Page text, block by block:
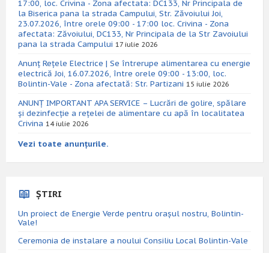
17:00, loc. Crivina - Zona afectata: DC133, Nr Principala de
la Biserica pana la strada Campului, Str. Zăvoiului Joi,
23.07.2026, între orele 09:00 - 17:00 loc. Crivina - Zona
afectata: Zăvoiului, DC133, Nr Principala de la Str Zavoiului
pana la strada Campului 17 iulie 2026
Anunț Rețele Electrice | Se întrerupe alimentarea cu energie
electrică Joi, 16.07.2026, între orele 09:00 - 13:00, loc.
Bolintin-Vale - Zona afectată: Str. Partizani 15 iulie 2026
ANUNȚ IMPORTANT APA SERVICE – Lucrări de golire, spălare
și dezinfecție a rețelei de alimentare cu apă în localitatea
Crivina 14 iulie 2026
Vezi toate anunțurile.
ȘTIRI
Un proiect de Energie Verde pentru orașul nostru, Bolintin-
Vale!
Ceremonia de instalare a noului Consiliu Local Bolintin-Vale